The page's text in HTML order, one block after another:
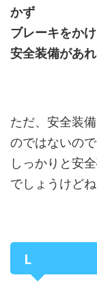
かず
ブレーキをか
安全装備があ
ただ、安全装
のではないので
しっかりと安
でしょうけどね
L